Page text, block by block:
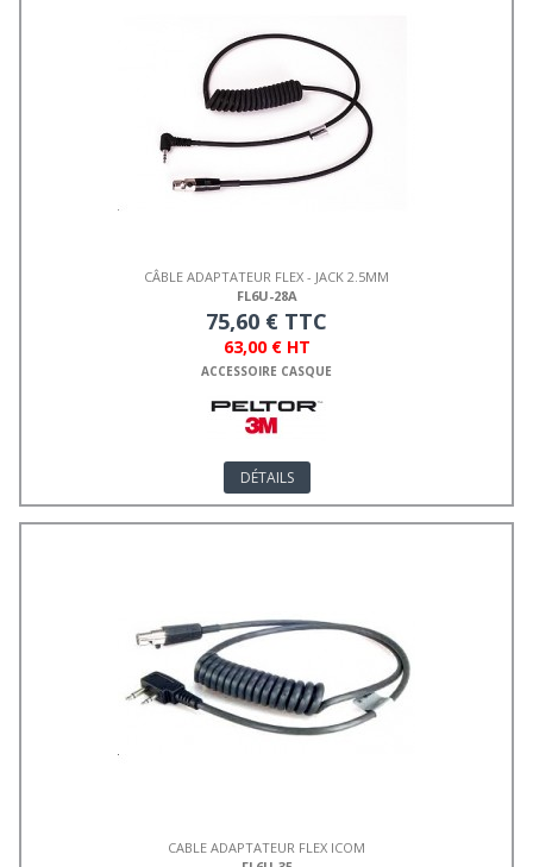
CÂBLE ADAPTATEUR FLEX - JACK 2.5MM
FL6U-28A
75,60 € TTC
63,00 € HT
ACCESSOIRE CASQUE
DÉTAILS
CABLE ADAPTATEUR FLEX ICOM